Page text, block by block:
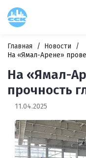
Главная
Новости
На «Ямал-Арене»
На «Ямал-
прочность
11.04.2025